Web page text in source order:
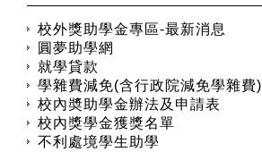
校外獎助學金專區-最新消息
圓夢助學網
就學貸款
學雜費減免(含行政院減免學雜費)
校內奬助學金辦法及申請表
校內獎學金獲獎名單
不利處境學生助學